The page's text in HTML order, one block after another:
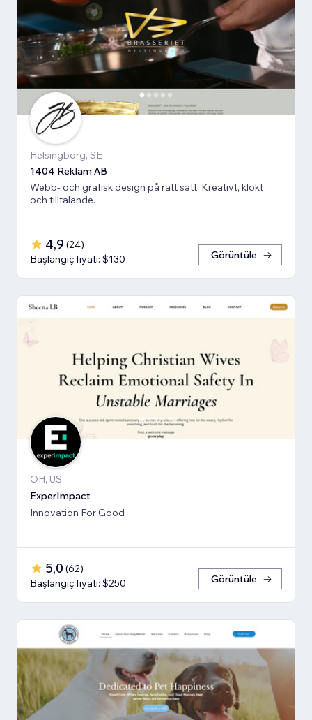
Helsingborg, SE
1404 Reklam AB
Webb- och grafisk design på rätt sätt. Kreativt, klokt
och tilltalande.
4,9 (24)
Başlangıç fiyatı: $130
Görüntüle
OH, US
ExperImpact
Innovation For Good
5,0 (62)
Başlangıç fiyatı: $250
Görüntüle